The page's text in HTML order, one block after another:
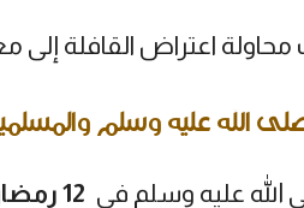
اعتراض القافلة إلى
الله عليه وسلم
الله عليه وسلم في 12 رمضان سنة 2 هـ